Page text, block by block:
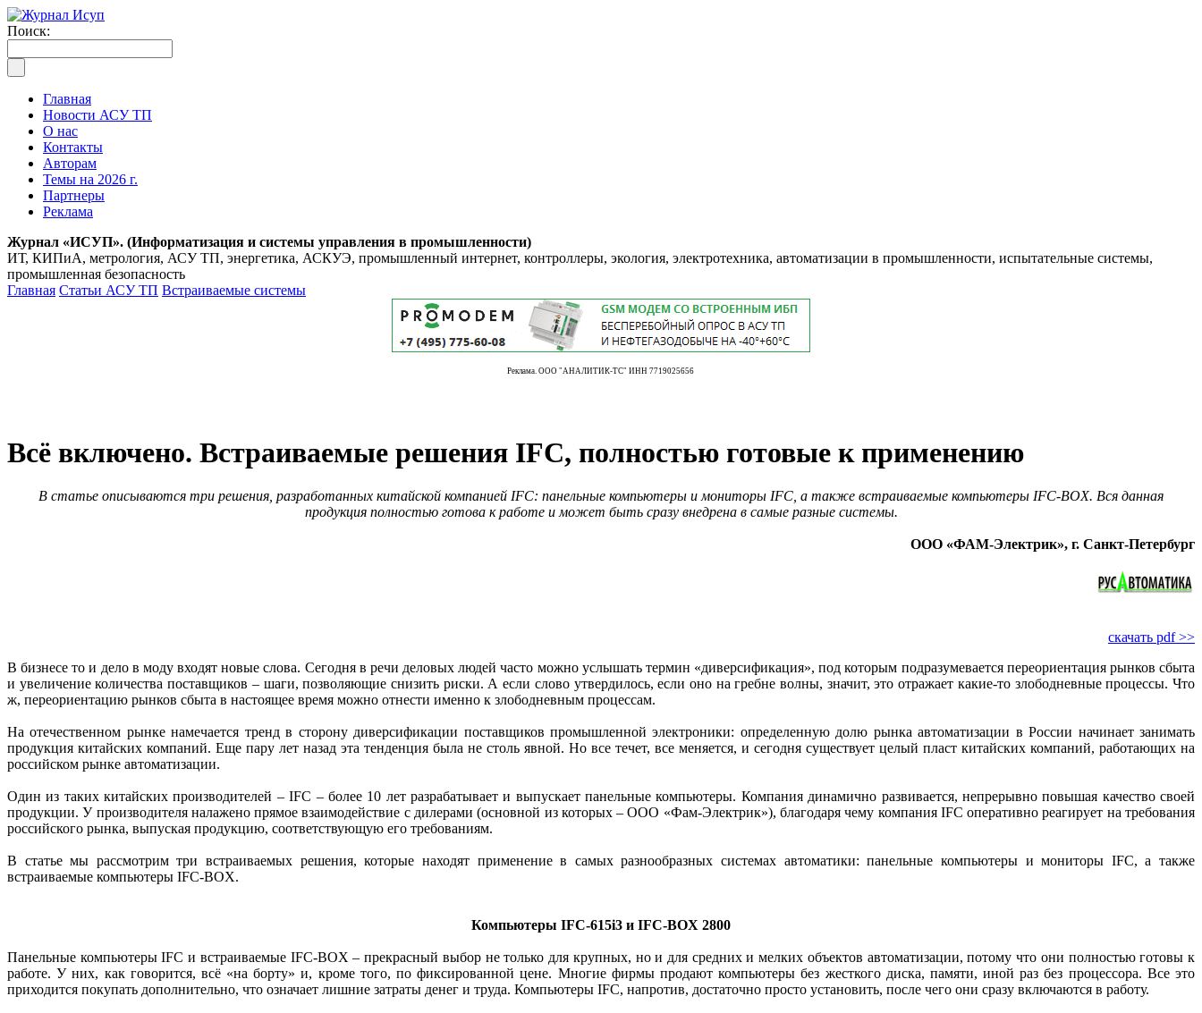
Поиск:
Главная
Новости АСУ ТП
О нас
Контакты
Авторам
Темы на 2026 г.
Партнеры
Реклама
Журнал «ИСУП». (Информатизация и системы управления в промышленности)
ИТ, КИПиА, метрология, АСУ ТП, энергетика, АСКУЭ, промышленный интернет, контроллеры, экология, электротехника, автоматизации в промышленности, испытательные системы,
промышленная безопасность
Главная Статьи АСУ ТП Встраиваемые системы
Реклама. ООО "АНАЛИТИК-ТС" ИНН 7719025656
Всё включено. Встраиваемые решения IFC, полностью готовые к применению
В статье описываются три решения, разработанных китайской компанией IFC: панельные компьютеры и мониторы IFC, а также встраиваемые компьютеры IFC-BOX. Вся данная
продукция полностью готова к работе и может быть сразу внедрена в самые разные системы.
ООО «ФАМ-Электрик», г. Санкт-Петербург
скачать pdf >>
В бизнесе то и дело в моду входят новые слова. Сегодня в речи деловых людей часто можно услышать термин «диверсификация», под которым подразумевается переориентация рынков сбыта
и увеличение количества поставщиков – шаги, позволяющие снизить риски. А если слово утвердилось, если оно на гребне волны, значит, это отражает какие-то злободневные процессы. Что
ж, переориентацию рынков сбыта в настоящее время можно отнести именно к злободневным процессам.
На отечественном рынке намечается тренд в сторону диверсификации поставщиков промышленной электроники: определенную долю рынка автоматизации в России начинает занимать
продукция китайских компаний. Еще пару лет назад эта тенденция была не столь явной. Но все течет, все меняется, и сегодня существует целый пласт китайских компаний, работающих на
российском рынке автоматизации.
Один из таких китайских производителей – IFC – более 10 лет разрабатывает и выпускает панельные компьютеры. Компания динамично развивается, непрерывно повышая качество своей
продукции. У производителя налажено прямое взаимодействие с дилерами (основной из которых – ООО «Фам-Электрик»), благодаря чему компания IFC оперативно реагирует на требования
российского рынка, выпуская продукцию, соответствующую его требованиям.
В статье мы рассмотрим три встраиваемых решения, которые находят применение в самых разнообразных системах автоматики: панельные компьютеры и мониторы IFC, а также
встраиваемые компьютеры IFC-BOX.
Компьютеры IFC‑615i3 и IFC-BOX 2800
Панельные компьютеры IFC и встраиваемые IFC-BOX – прекрасный выбор не только для крупных, но и для средних и мелких объектов автоматизации, потому что они полностью готовы к
работе. У них, как говорится, всё «на борту» и, кроме того, по фиксированной цене. Многие фирмы продают компьютеры без жесткого диска, памяти, иной раз без процессора. Все это
приходится покупать дополнительно, что означает лишние затраты денег и труда. Компьютеры IFC, напротив, достаточно просто установить, после чего они сразу включаются в работу.